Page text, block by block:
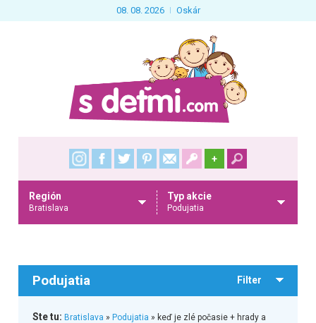
08. 08. 2026 Oskár
+
Región
Bratislava
Typ akcie
Podujatia
Podujatia Filter
Ste tu: Bratislava » Podujatia » keď je zlé počasie + hrady a